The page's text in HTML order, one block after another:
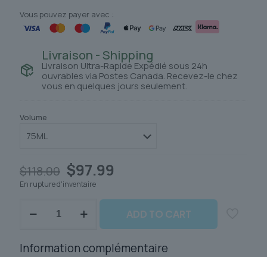
$77.99
à
$97.99
Vous pouvez payer avec :
Livraison - Shipping
Livraison Ultra-Rapide Expédié sous 24h
ouvrables via Postes Canada. Recevez-le chez
vous en quelques jours seulement.
Volume
$118.00 Le
prix
initial
était :
$118.00.
$97.99
est :
$97.99.
En rupture d'inventaire
ADD TO CART
Information complémentaire